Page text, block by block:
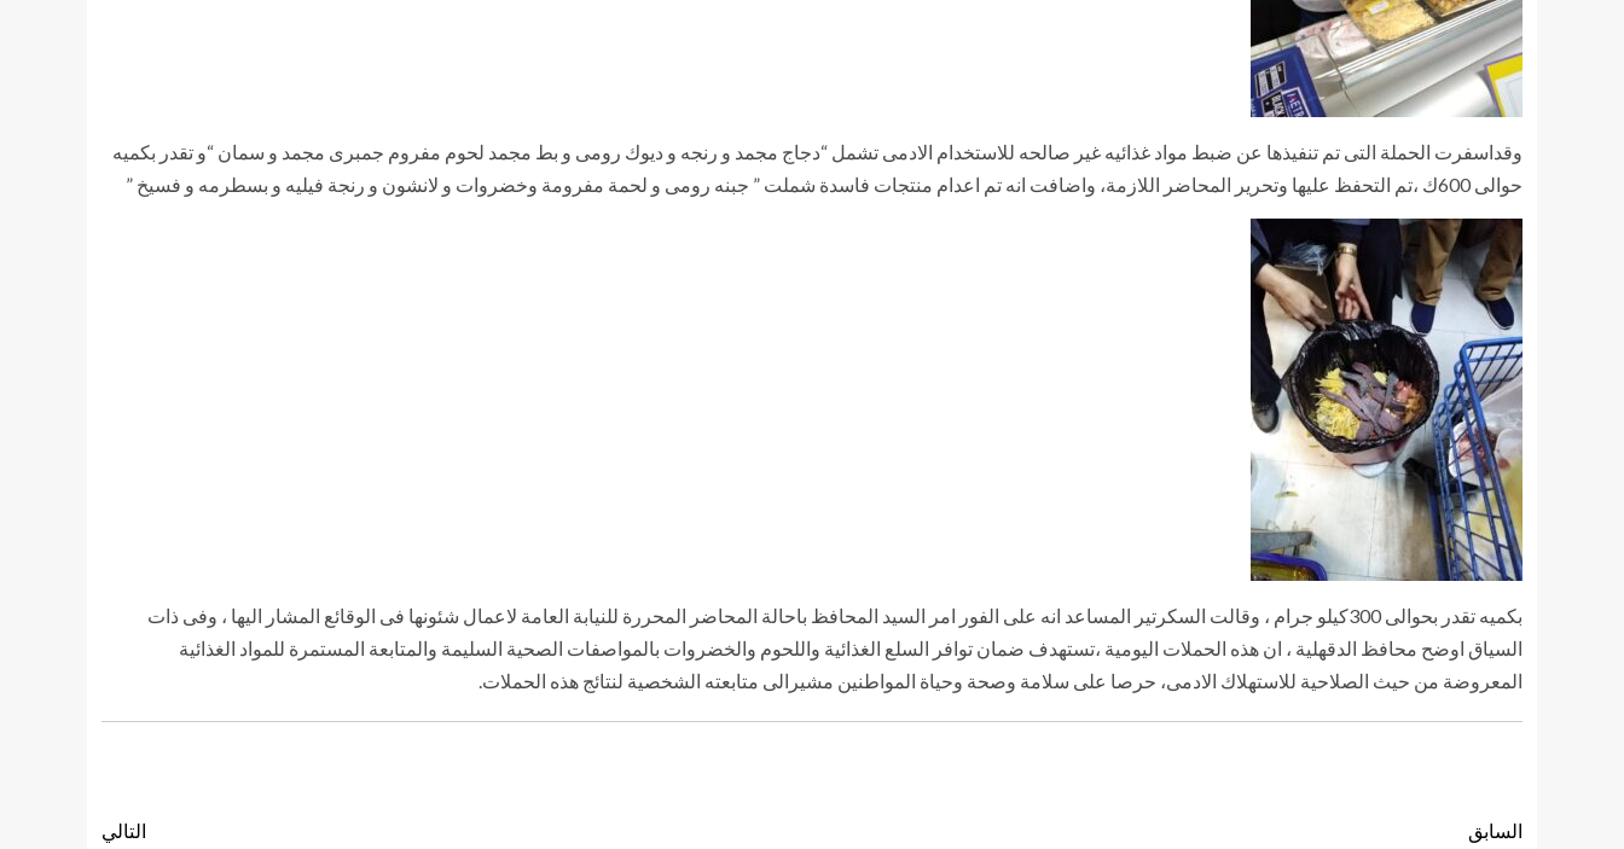
وقداسفرت الحملة التى تم تنفيذها عن ضبط مواد غذائيه غير صالحه للاستخدام الادمى تشمل “دجاج مجمد و رنجه و ديوك رومى و بط مجمد لحوم مفروم جمبرى مجمد و سمان “و تقدر بكميه
حوالى 600ك ،تم التحفظ عليها وتحرير المحاضر اللازمة، واضافت انه تم اعدام منتجات فاسدة شملت ” جبنه رومى و لحمة مفرومة وخضروات و لانشون و رنجة فيليه و بسطرمه و فسيخ ”
بكميه تقدر بحوالى 300كيلو جرام ، وقالت السكرتير المساعد انه على الفور امر السيد المحافظ باحالة المحاضر المحررة للنيابة العامة لاعمال شئونها فى الوقائع المشار اليها ، وفى ذات
السياق اوضح محافظ الدقهلية ، ان هذه الحملات اليومية ،تستهدف ضمان توافر السلع الغذائية واللحوم والخضروات بالمواصفات الصحية السليمة والمتابعة المستمرة للمواد الغذائية
المعروضة من حيث الصلاحية للاستهلاك الادمى، حرصا على سلامة وصحة وحياة المواطنين مشيرالى متابعته الشخصية لنتائج هذه الحملات.
السابق
التالي